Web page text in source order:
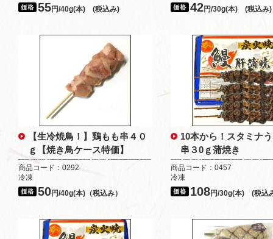
55円/40g(本) (税込み) 42円/30g(本) (税込み)
【生冷焼鳥！】鶏もも串４０
ｇ【焼き鳥ケース特価】
商品コード：0292
冷凍
50円/40g(本)（税込み）
10本から！スタミナ
串３0ｇ蒲焼き
商品コード：0457
冷凍
108円/30g(本) (税込